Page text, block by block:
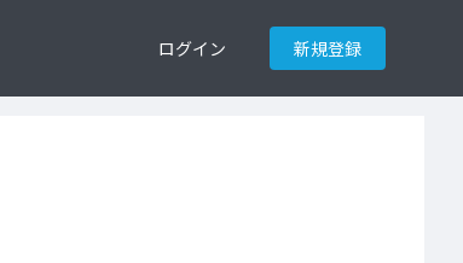
ログイン 新規登録